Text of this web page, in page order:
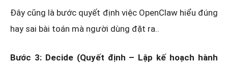
Đây cũng là bước quyết định việc OpenClaw hiểu đúng
hay sai bài toán mà người dùng đặt ra..
Bước 3: Decide (Quyết định – Lập kế hoạch hành